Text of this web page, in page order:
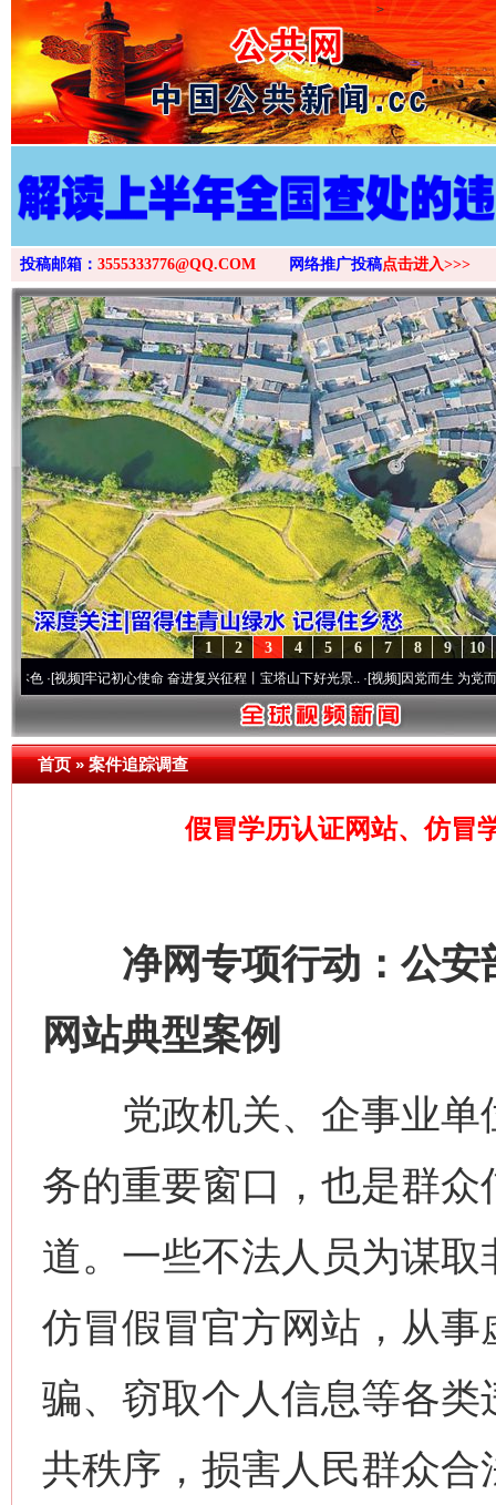
>
投稿邮箱： 3555333776@QQ.COM 网络推广投稿点击进入>>>
10
9
8
7
6
5
4
3
2
1
牢记初心使命 奋进复兴征程丨宝塔山下好光景..·[视频]因党而生 为党而战——百
首页»案件追踪调查
假冒学历认证网站、仿冒
净网专项行动：公安
网站典型案例
党政机关、企事业单
务的重要窗口，也是群
道。一些不法人员为谋取
仿冒假冒官方网站，从
骗、窃取个人信息等各
共秩序，损害人民群众